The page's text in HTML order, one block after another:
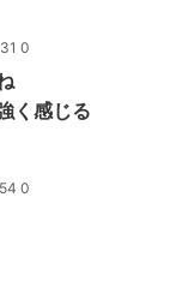
0
く感じる
0